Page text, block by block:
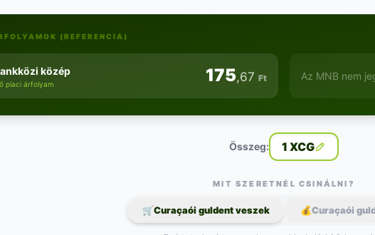
(REFERENCIA)
közép
piaci árfolyam 175,67 Ft Az MNB nem
Összeg: 1 XCG
MIT SZERETNÉL CSINÁLNI?
🛒Curaçaói guldent veszek 💰Curaçaói